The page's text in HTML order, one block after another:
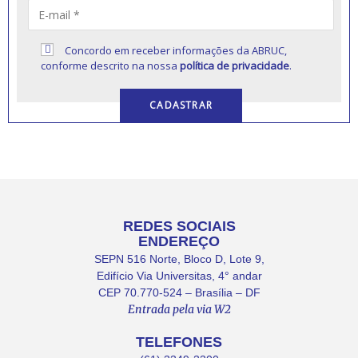
Concordo em receber informações da ABRUC,
conforme descrito na nossapolítica de privacidade.
REDES SOCIAIS
ENDEREÇO
SEPN 516 Norte, Bloco D, Lote 9,
Edifício Via Universitas, 4° andar
CEP 70.770-524 – Brasília – DF
Entrada pela via W2
TELEFONES